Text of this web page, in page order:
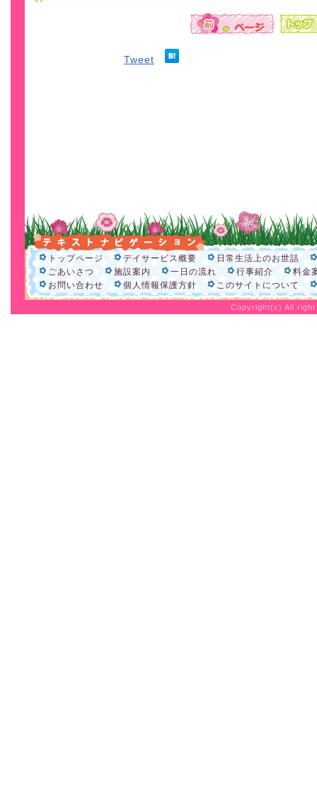
Tweet
トップページ デイサービス概要
日常生活上のお世話
ごあいさつ
施設案内 一日の流れ 行事紹介
料金
お問い合わせ
個人情報保護方針 このサイトについて
Copyright(c) All